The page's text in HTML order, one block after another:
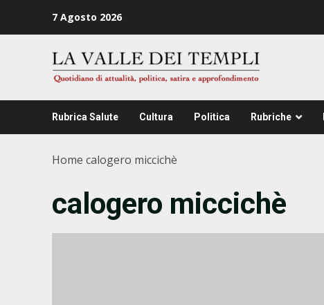
7 Agosto 2026
Rubrica Salute Cultura Politica Rubriche
Home calogero miccichè
calogero miccichè